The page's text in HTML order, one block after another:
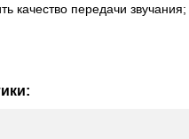
качество передачи звучания;